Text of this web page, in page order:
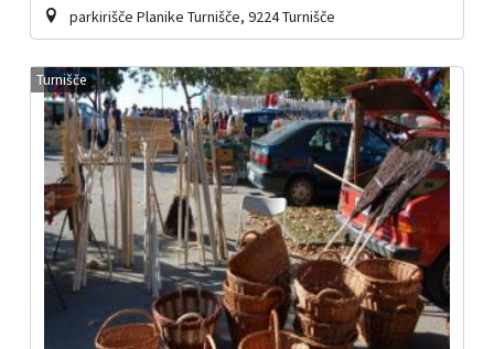
parkirišče Planike Turnišče, 9224 Turnišče
Turnišče